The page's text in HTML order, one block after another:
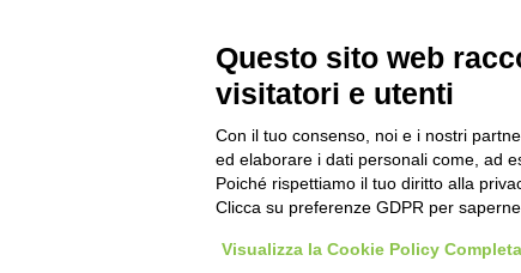
precisione in ogni progetto.
Questo sito web
visitatori e utenti
Con il tuo consenso, noi e i nostri
ed elaborare i dati personali come, ad
Poiché rispettiamo il tuo diritto alla
Clicca su preferenze GDPR per saperne
Visualizza la Cookie Policy Completa